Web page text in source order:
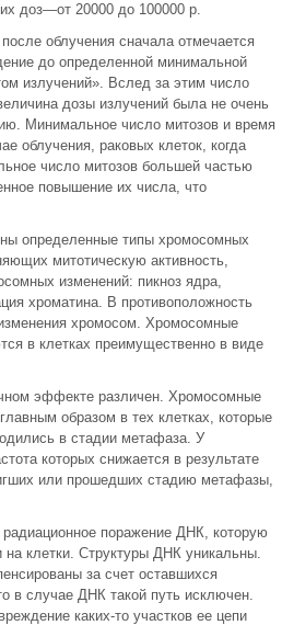
доз—от 20000 до 100000 р.
облучения сначала отмечается
до определенной минимальной
излучений». Вслед за этим число
дозы излучений была не очень
Минимальное число митозов и время
облучения, раковых клеток, когда
число митозов большей частью
повышение их числа, что
определенные типы хромосомных
митотическую активность,
изменений: пикноз ядра,
хроматина. В противоположность
хромосом. Хромосомные
в клетках преимущественно в виде
эффекте различен. Хромосомные
образом в тех клетках, которые
в стадии метафаза. У
которых снижается в результате
или прошедших стадию метафазы,
поражение ДНК, которую
клетки. Структуры ДНК уникальны.
за счет оставшихся
в случае ДНК такой путь исключен.
каких-то участков ее цепи